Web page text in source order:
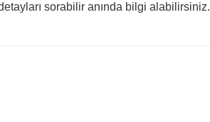
sorabilir anında bilgi alabilirsiniz.